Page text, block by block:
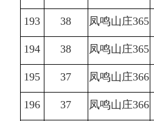
193 38 凤鸣山庄365
194 38 凤鸣山庄365
195 37 凤鸣山庄366
196 37 凤鸣山庄366